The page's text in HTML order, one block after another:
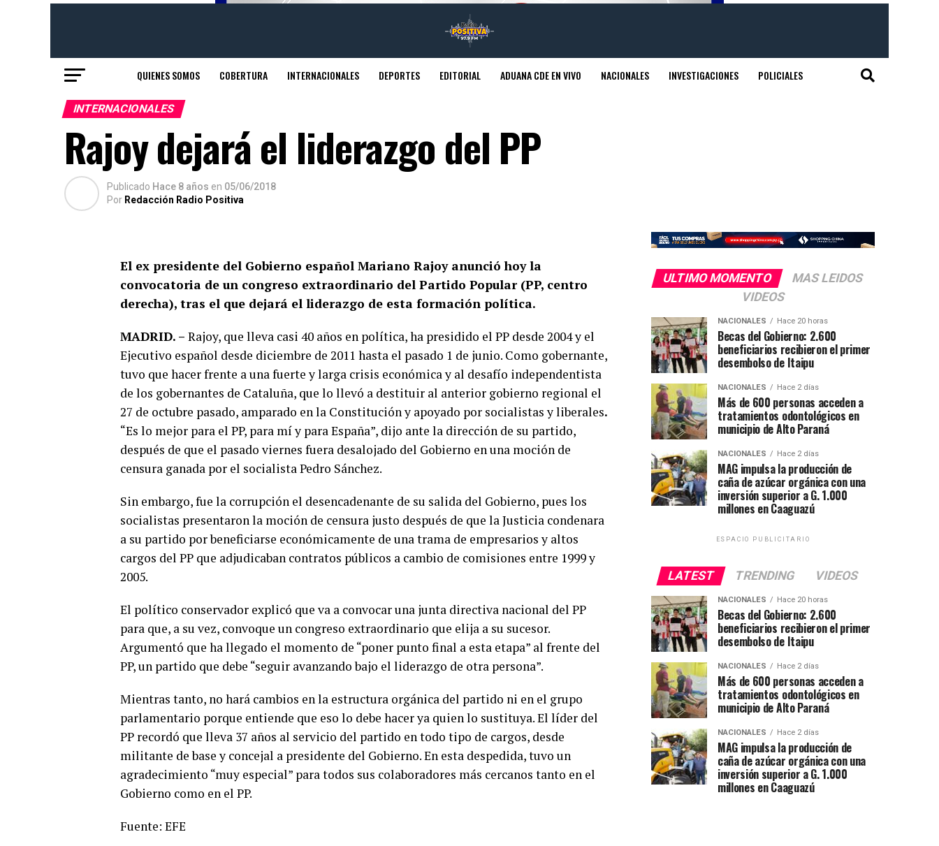
QUIENES SOMOS COBERTURA INTERNACIONALES DEPORTES EDITORIAL ADUANA CDE EN VIVO NACIONALES INVESTIGACIONES POLICIALES
INTERNACIONALES
Rajoy dejará el liderazgo del PP
Publicado Hace 8 años en 05/06/2018
Por Redacción Radio Positiva
El ex presidente del Gobierno español Mariano Rajoy anunció hoy la
convocatoria de un congreso extraordinario del Partido Popular (PP, centro
derecha), tras el que dejará el liderazgo de esta formación política.
MADRID. – Rajoy, que lleva casi 40 años en política, ha presidido el PP desde 2004 y el
Ejecutivo español desde diciembre de 2011 hasta el pasado 1 de junio. Como gobernante,
tuvo que hacer frente a una fuerte y larga crisis económica y al desafío independentista
de los gobernantes de Cataluña, que lo llevó a destituir al anterior gobierno regional el
27 de octubre pasado, amparado en la Constitución y apoyado por socialistas y liberales.
“Es lo mejor para el PP, para mí y para España”, dijo ante la dirección de su partido,
después de que el pasado viernes fuera desalojado del Gobierno en una moción de
censura ganada por el socialista Pedro Sánchez.
Sin embargo, fue la corrupción el desencadenante de su salida del Gobierno, pues los
socialistas presentaron la moción de censura justo después de que la Justicia condenara
a su partido por beneficiarse económicamente de una trama de empresarios y altos
cargos del PP que adjudicaban contratos públicos a cambio de comisiones entre 1999 y
2005.
El político conservador explicó que va a convocar una junta directiva nacional del PP
para que, a su vez, convoque un congreso extraordinario que elija a su sucesor.
Argumentó que ha llegado el momento de “poner punto final a esta etapa” al frente del
PP, un partido que debe “seguir avanzando bajo el liderazgo de otra persona”.
Mientras tanto, no hará cambios en la estructura orgánica del partido ni en el grupo
parlamentario porque entiende que eso lo debe hacer ya quien lo sustituya. El líder del
PP recordó que lleva 37 años al servicio del partido en todo tipo de cargos, desde
militante de base y concejal a presidente del Gobierno. En esta despedida, tuvo un
agradecimiento “muy especial” para todos sus colaboradores más cercanos tanto en el
Gobierno como en el PP.
Fuente: EFE
ULTIMO MOMENTO
MAS LEIDOS
VIDEOS
NACIONALES Hace 20 horas
Becas del Gobierno: 2.600
beneficiarios recibieron el primer
desembolso de Itaipu
NACIONALES Hace 2 días
Más de 600 personas acceden a
tratamientos odontológicos en
municipio de Alto Paraná
NACIONALES Hace 2 días
MAG impulsa la producción de
caña de azúcar orgánica con una
inversión superior a G. 1.000
millones en Caaguazú
ESPACIO PUBLICITARIO
LATEST TRENDING VIDEOS
NACIONALES Hace 20 horas
Becas del Gobierno: 2.600
beneficiarios recibieron el primer
desembolso de Itaipu
NACIONALES Hace 2 días
Más de 600 personas acceden a
tratamientos odontológicos en
municipio de Alto Paraná
NACIONALES Hace 2 días
MAG impulsa la producción de
caña de azúcar orgánica con una
inversión superior a G. 1.000
millones en Caaguazú